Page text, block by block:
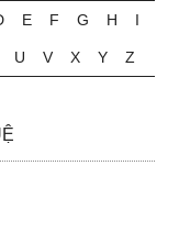
E F G H I
U V X Y Z